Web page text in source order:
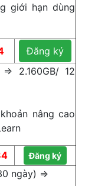
giới hạn dùng
Đăng ký
2.160GB/ 12
nâng cao
Đăng ký
ngày) =>